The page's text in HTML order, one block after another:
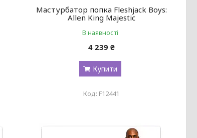
Мастурбатор попка Fleshjack Boys:
Allen King Majestic
В наявності
4 239 ₴
Купити
F12441